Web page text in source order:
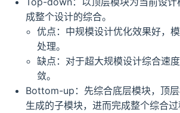
成整个设计的综合。
优点：中规模设计优化效果好，
处理。
缺点：对于超大规模设计综合速
敛。
Bottom-up：先综合底层模块，顶
生成的子模块，进而完成整个综合过